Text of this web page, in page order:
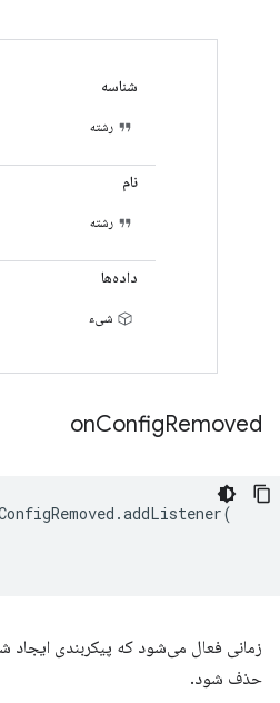
شناسه
رشته
نام
رشته
داده‌ها
شیء
onConfigRemoved
.addListener(
زمانی فعال می‌شود که پیکربندی
حذف شود.